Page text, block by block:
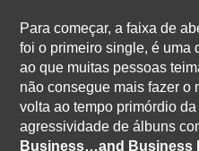
Para começar, a faixa de
foi o primeiro single, é uma
ao que muitas pessoas
não consegue mais fazer o
volta ao tempo primórdio
agressividade de álbuns
Business…and Business